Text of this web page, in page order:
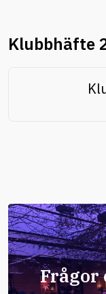
Klubbhäfte
Frågor